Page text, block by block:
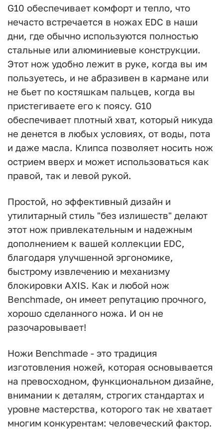
G10 обеспечивает комфорт и тепло, что
нечасто встречается в ножах EDC в наши
дни, где обычно используются полностью
стальные или алюминиевые конструкции.
Этот нож удобно лежит в руке, когда вы им
пользуетесь, и не абразивен в кармане или
не бьет по костяшкам пальцев, когда вы
пристегиваете его к поясу. G10
обеспечивает плотный хват, который никуда
не денется в любых условиях, от воды, пота
и даже масла. Клипса позволяет носить нож
острием вверх и может использоваться как
правой, так и левой рукой.
Простой, но эффективный дизайн и
утилитарный стиль "без излишеств" делают
этот нож привлекательным и надежным
дополнением к вашей коллекции EDC,
благодаря улучшенной эргономике,
быстрому извлечению и механизму
блокировки AXIS. Как и любой нож
Benchmade, он имеет репутацию прочного,
хорошо сделанного ножа. И он не
разочаровывает!
Ножи Benchmade - это традиция
изготовления ножей, которая основывается
на превосходном, функциональном дизайне,
внимании к деталям, строгих стандартах и
уровне мастерства, которого так не хватает
многим конкурентам: человеческий фактор.